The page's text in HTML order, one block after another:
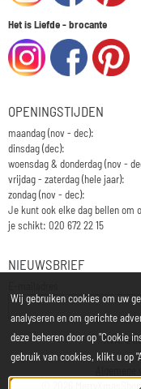
Het is Liefde - brocante
OPENINGSTIJDEN
maandag (nov - dec):
dinsdag (dec):
woensdag & donderdag (nov -
vrijdag - zaterdag (hele jaar):
zondag (nov - dec):
Je kunt ook elke dag bellen om
je schikt: 020 672 22 15
NIEUWSBRIEF
KvK:
Wij gebruiken cookies om uw
analyseren en om gerichte
deze beheren door op "Cookie
gebruik van cookies, klikt u op